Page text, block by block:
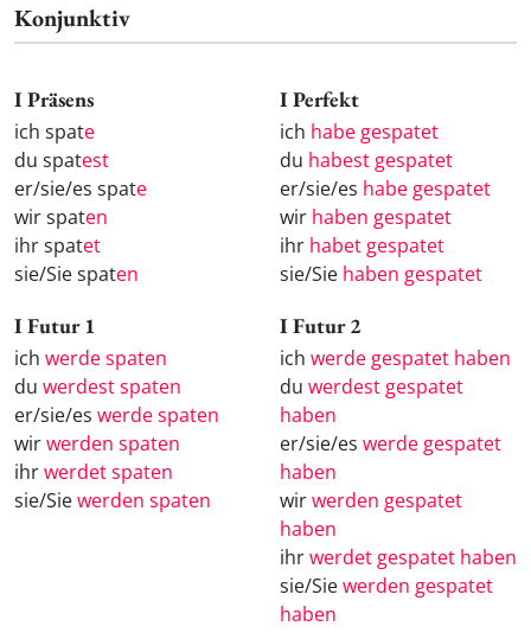
Konjunktiv
I Präsens
ich spate
du spatest
er/sie/es spate
wir spaten
ihr spatet
sie/Sie spaten
I Perfekt
ich habe gespatet
du habest gespatet
er/sie/es habe gespatet
wir haben gespatet
ihr habet gespatet
sie/Sie haben gespatet
I Futur 1
ich werde spaten
du werdest spaten
er/sie/es werde spaten
wirwerden spaten
ihrwerdet spaten
sie/Siewerden spaten
I Futur 2
ich werde gespatet haben
du werdest gespatet
haben
er/sie/es werde gespatet
haben
wirwerden gespatet
haben
ihrwerdet gespatet haben
sie/Siewerden gespatet
haben